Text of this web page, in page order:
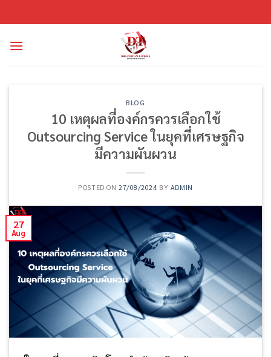
to
BLOG
10 เหตุผลที่องค์กรควรเลือกใช้
Outsourcing Service ในยุคที่เศรษฐกิจ
มีความผันผวน
POSTED ON 27/08/2024 BY ADMIN
27
Aug